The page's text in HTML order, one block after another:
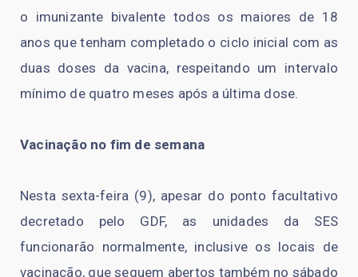
o imunizante bivalente todos os maiores de 18
anos que tenham completado o ciclo inicial com as
duas doses da vacina, respeitando um intervalo
mínimo de quatro meses após a última dose.
Vacinação no fim de semana
Nesta sexta-feira (9), apesar do ponto facultativo
decretado pelo GDF, as unidades da SES
funcionarão normalmente, inclusive os locais de
vacinação, que seguem abertos também no sábado